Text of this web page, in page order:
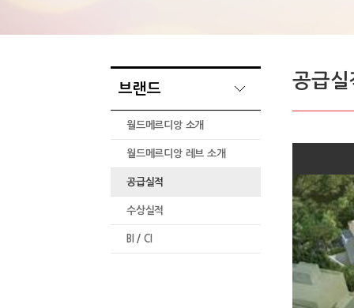
브랜드
월드메르디앙 소개
월드메르디앙 레브 소개
공급실적
수상실적
BI / CI
공급실